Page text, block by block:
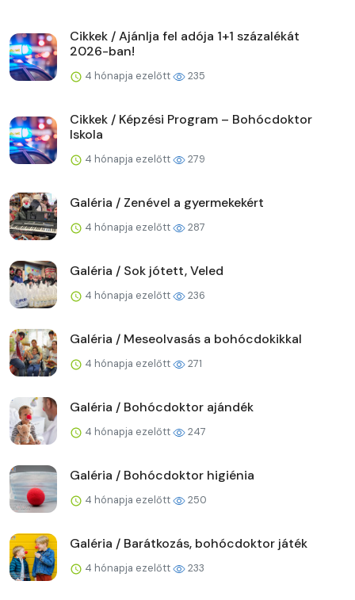
Cikkek / Ajánlja fel adója 1+1 százalékát
2026-ban!
4 hónapja ezelőtt 235
Cikkek / Képzési Program – Bohócdoktor
Iskola
4 hónapja ezelőtt 279
Galéria / Zenével a gyermekekért
4 hónapja ezelőtt 287
Galéria / Sok jótett, Veled
4 hónapja ezelőtt 236
Galéria / Meseolvasás a bohócdokikkal
4 hónapja ezelőtt 271
Galéria / Bohócdoktor ajándék
4 hónapja ezelőtt 247
Galéria / Bohócdoktor higiénia
4 hónapja ezelőtt 250
Galéria / Barátkozás, bohócdoktor játék
4 hónapja ezelőtt 233